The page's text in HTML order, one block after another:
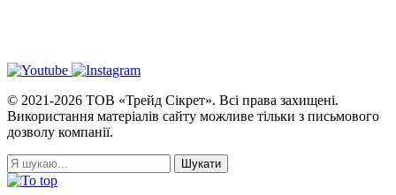
© 2021-2026 ТОВ «Трейд Сікрет». Всі права захищені.
Використання матеріалів сайту можливе тільки з письмового
дозволу компанії.